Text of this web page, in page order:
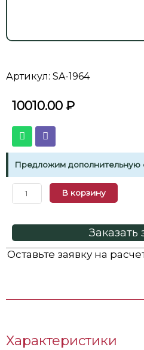
Артикул: SA-1964
10010.00 ₽
Предложим дополнительную
В корзину
Заказать
Оставьте заявку на
Характеристики